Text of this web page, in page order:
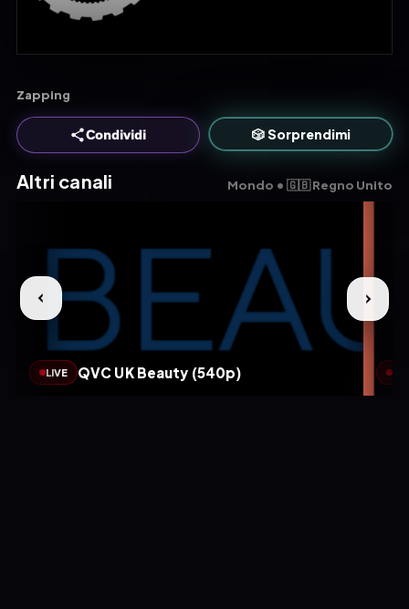
Zapping
Condividi 🎲 Sorprendimi
Altri canali Mondo • 🇬🇧 Regno Unito
LIVE QVC UK Beauty (540p)